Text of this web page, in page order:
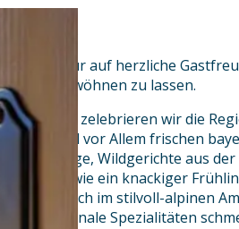
auf herzliche
verwöhnen zu lassen.
Stuben zelebrieren wir die
und vor Allem frischen
Pfifferlinge, Wildgerichte aus
ebenso wie ein knackiger
Sie sich im stilvoll-alpinen
und regionale Spezialitäten